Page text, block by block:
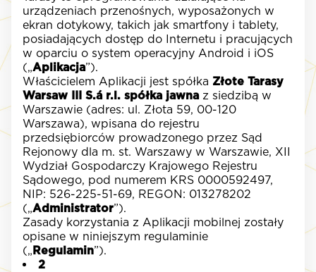
urządzeniach przenośnych, wyposażonych w
ekran dotykowy, takich jak smartfony i tablety,
posiadających dostęp do Internetu i pracujących
w oparciu o system operacyjny Android i iOS
(„Aplikacja”).
Właścicielem Aplikacji jest spółka Złote Tarasy
Warsaw III S.á r.l. spółka jawnaz siedzibą w
Warszawie (adres: ul. Złota 59, 00-120
Warszawa), wpisana do rejestru
przedsiębiorców prowadzonego przez Sąd
Rejonowy dla m. st. Warszawy w Warszawie, XII
Wydział Gospodarczy Krajowego Rejestru
Sądowego, pod numerem KRS 0000592497,
NIP: 526-225-51-69, REGON: 013278202
(„Administrator”).
Zasady korzystania z Aplikacji mobilnej zostały
opisane w niniejszym regulaminie
(„Regulamin”).
2